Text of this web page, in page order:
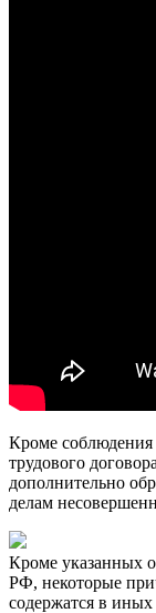
Кроме соблюдения
трудового
дополнительно
делам
Кроме указанных
РФ, некоторые
содержатся в